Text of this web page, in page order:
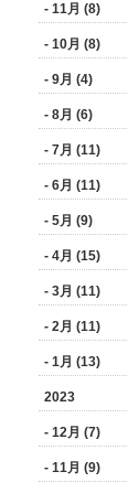
- 11月 (8)
- 10月 (8)
- 9月 (4)
- 8月 (6)
- 7月 (11)
- 6月 (11)
- 5月 (9)
- 4月 (15)
- 3月 (11)
- 2月 (11)
- 1月 (13)
2023
- 12月 (7)
- 11月 (9)